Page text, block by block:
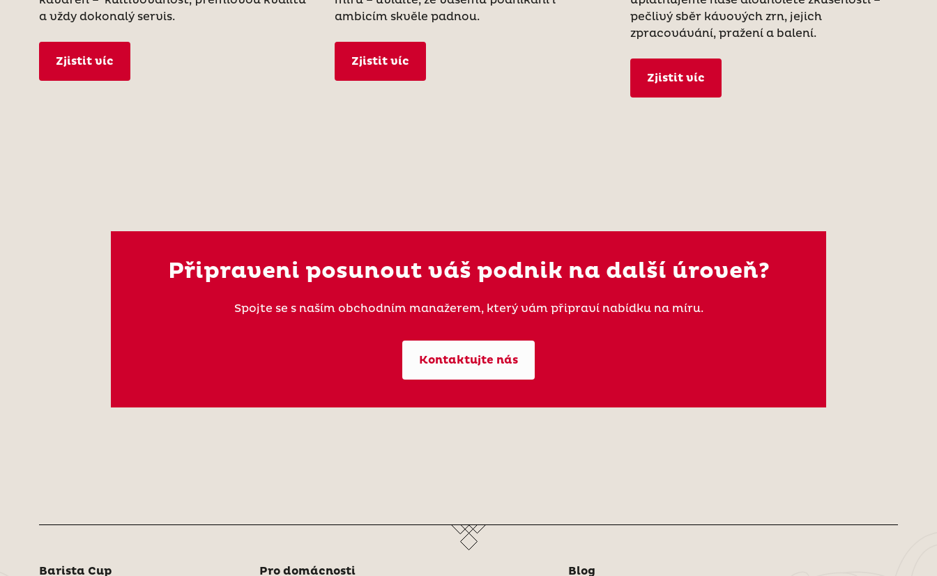
a vždy dokonalý servis.
Zjistit víc
ambicím skvěle padnou.
Zjistit víc
pečlivý sběr kávových zrn, jejich
zpracovávání, pražení a balení.
Zjistit víc
Připraveni posunout váš podnik na další úroveň?
Spojte se s naším obchodním manažerem, který vám připraví nabídku na míru.
Kontaktujte nás
Barista Cup Pro domácnosti Blog